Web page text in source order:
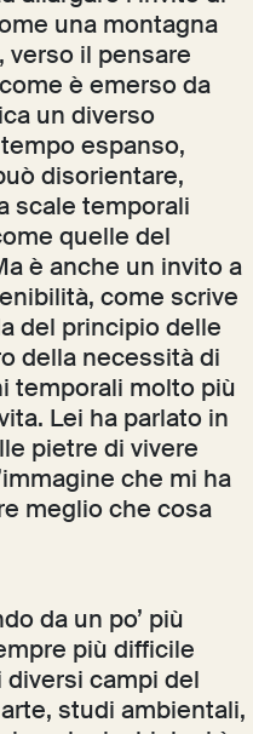
una montagna
verso il pensare
è emerso da
un diverso
espanso,
disorientare,
scale temporali
quelle del
è anche un invito a
come scrive
del principio delle
della necessità di
temporali molto più
Lei ha parlato in
pietre di vivere
che mi ha
meglio che cosa
da un po’ più
più difficile
campi del
studi ambientali,